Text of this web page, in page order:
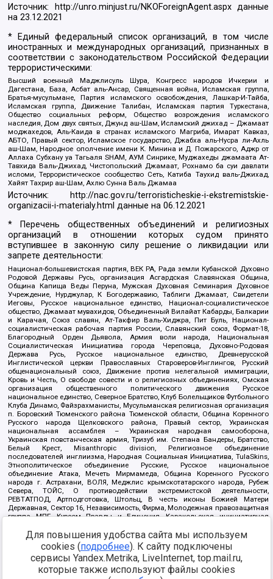
Источник: http://unro.minjust.ru/NKOForeignAgent.aspxданные
на23.12.2021
* Единый федеральный список организаций, в том числе
иностранных и международных организаций, признанных в
соответствии с законодательством Российской Федерации
террористическими:
Высший военный Маджлисуль Шура, Конгресс народов Ичкерии и
Дагестана, База, Асбат аль-Ансар, Священная война, Исламская группа,
Братья-мусульмане, Партия исламского освобождения, Лашкар-И-Тайба,
Исламская группа, Движение Талибан, Исламская партия Туркестана,
Общество социальных реформ, Общество возрождения исламского
наследия, Дом двух святых, Джунд аш-Шам, Исламский джихад – Джамаат
моджахедов, Аль-Каида в странах исламского Магриба, Имарат Кавказ,
АБТО, Правый сектор, Исламское государство, Джабха аль-Нусра ли-Ахль
аш-Шам, Народное ополчение имени К. Минина и Д. Пожарского, Аджр от
Аллаха Субхану уа Тагьаля SHAM, АУМ Синрике, Муджахеды джамаата Ат-
Тавхида Валь-Джихад, Чистопольский Джамаат, Рохнамо ба суи давлати
исломи, Террористическое сообщество Сеть, Катиба Таухид валь-Джихад,
Хайят Тахрир аш-Шам, Ахлю Сунна Валь Джамаа
Источник:
http://nac.gov.ru/terroristicheskie-i-ekstremistskie-
organizacii-i-materialy.html данные на06.12.2021
* Перечень общественных объединений и религиозных
организаций в отношении которых судом принято
вступившее в законную силу решение о ликвидации или
запрете деятельности:
Национал-большевистская партия, ВЕК РА, Рада земли Кубанской Духовно
Родовой Державы Русь, организация Асгардская Славянская Община,
Община Капища Веды Перуна, Мужская Духовная Семинария Духовное
Учреждение, Нурджулар, К Богодержавию, Таблиги Джамаат, Свидетели
Иеговы, Русское национальное единство, Национал-социалистическое
общество, Джамаат мувахидов, Объединенный Вилайат Кабарды, Балкарии
и Карачая, Союз славян, Ат-Такфир Валь-Хиджра, Пит Буль, Национал-
социалистическая рабочая партия России, Славянский союз, Формат-18,
Благородный Орден Дьявола, Армия воли народа, Национальная
Социалистическая Инициатива города Череповца, Духовно-Родовая
Держава Русь, Русское национальное единство, Древнерусской
Инглистической церкви Православных Староверов-Инглингов, Русский
общенациональный союз, Движение против нелегальной иммиграции,
Кровь и Честь, О свободе совести и о религиозных объединениях, Омская
организация общественного политического движения Русское
национальное единство, Северное Братство, Клуб Болельщиков Футбольного
Клуба Динамо, Файзрахманисты, Мусульманская религиозная организация
п. Боровский Тюменского района Тюменской области, Община Коренного
Русского народа Щелковского района, Правый сектор, Украинская
национальная ассамблея – Украинская народная самооборона,
Украинская повстанческая армия, Тризуб им. Степана Бандеры, Братство,
Белый Крест, Misanthropic division, Религиозное объединение
последователей инглиизма, Народная Социальная Инициатива, TulaSkins,
Этнополитическое объединение Русские, Русское национальное
объединение Атака, Мечеть Мирмамеда, Община Коренного Русского
народа г. Астрахани, ВОЛЯ, Меджлис крымскотатарского народа, Рубеж
Севера, ТОЙС, О противодействии экстремистской деятельности,
РЕВТАТПОД, Артподготовка, Штольц, В честь иконы Божией Матери
Державная, Сектор 16, Независимость, Фирма, Молодежная правозащитная
группа МПГ, Курсом Правды и Единения, Каракольская инициативная
Благотворительный пансионат Ак Умут, Русская республика Русь,
Арестантское уголовное единство, Башкорт, Нация и свобода, W.H.С., Фалунь
Дафа, Иртыш Ultras, Русский Патриотический клуб-Новокузнецк/РПК,
Сибирский державный союз, Фонд борьбы с коррупцией, Фонд защиты прав
граждан, Штабы Навального, Совет граждан СССР Прикубанского округа г.
Краснодара
Для повышения удобства сайта мы используем
cookies (подробнее). К сайту подключены
сервисы Yandex.Metrika, LiveInternet, top.mail.ru,
которые также используют файлы cookies